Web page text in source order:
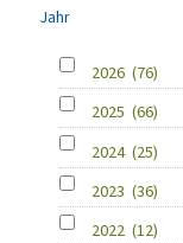
Jahr
2026 (76)
2025 (66)
2024 (25)
2023 (36)
2022 (12)